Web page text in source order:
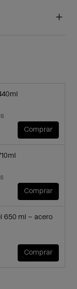
Comprar
Comprar
650 ml – acero
Comprar